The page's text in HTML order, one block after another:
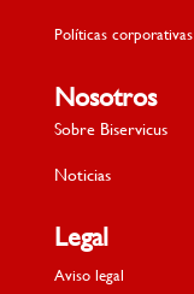
Políticas corporativas
Nosotros
Sobre Biservicus
Noticias
Legal
Aviso legal